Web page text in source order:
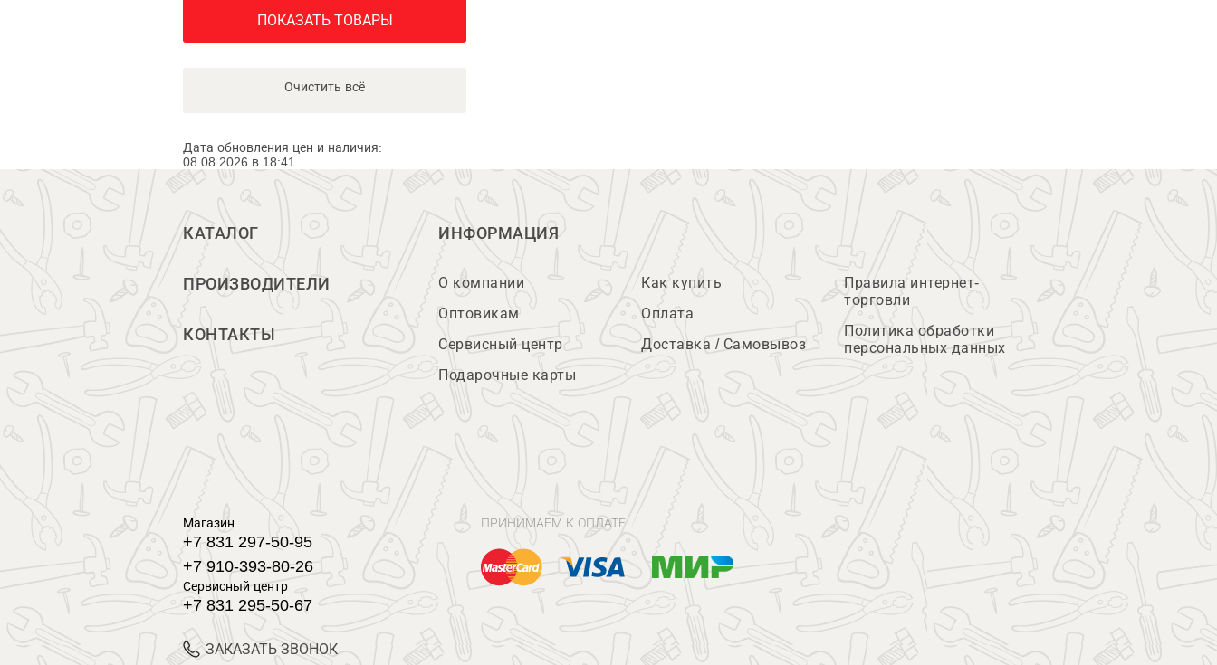
ПОКАЗАТЬ ТОВАРЫ
Очистить всё
Дата обновления цен и наличия:
08.08.2026 в 18:41
КАТАЛОГ
ПРОИЗВОДИТЕЛИ
КОНТАКТЫ
ИНФОРМАЦИЯ
О компании
Оптовикам
Сервисный центр
Подарочные карты
Как купить
Оплата
Доставка / Самовывоз
Правила интернет-
торговли
Политика обработки
персональных данных
Магазин
+7 831 297-50-95
+7 910-393-80-26
Сервисный центр
+7 831 295-50-67
ЗАКАЗАТЬ ЗВОНОК
ПРИНИМАЕМ К ОПЛАТЕ